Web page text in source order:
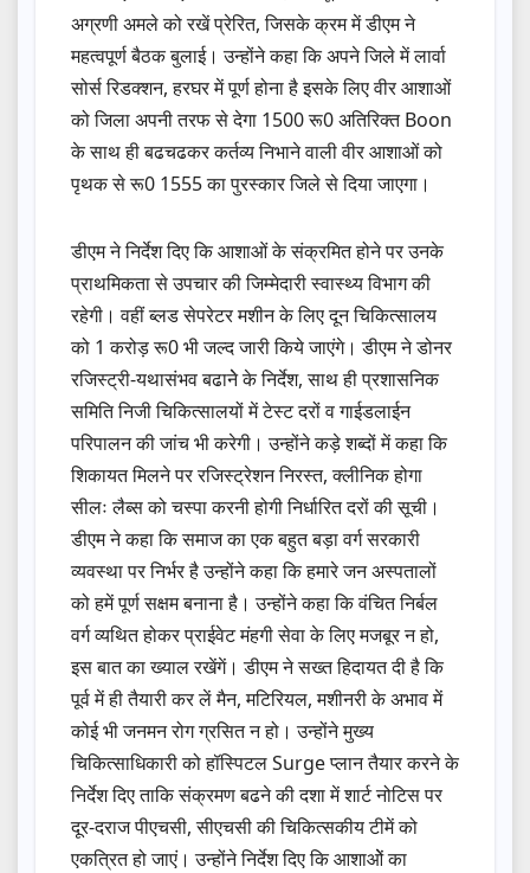
अग्रणी अमले को रखें प्रेरित, जिसके क्रम में डीएम ने
महत्वपूर्ण बैठक बुलाई। उन्होंने कहा कि अपने जिले में लार्वा
सोर्स रिडक्शन, हरघर में पूर्ण होना है इसके लिए वीर आशाओं
को जिला अपनी तरफ से देगा 1500 रू0 अतिरिक्त Boon
के साथ ही बढचढकर कर्तव्य निभाने वाली वीर आशाओं को
पृथक से रू0 1555 का पुरस्कार जिले से दिया जाएगा।
डीएम ने निर्देश दिए कि आशाओं के संक्रमित होने पर उनके
प्राथमिकता से उपचार की जिम्मेदारी स्वास्थ्य विभाग की
रहेगी। वहीं ब्लड सेपरेटर मशीन के लिए दून चिकित्सालय
को 1 करोड़ रू0 भी जल्द जारी किये जाएंगे। डीएम ने डोनर
रजिस्ट्री-यथासंभव बढानेे के निर्देश, साथ ही प्रशासनिक
समिति निजी चिकित्सालयों में टेस्ट दरों व गाईडलाईन
परिपालन की जांच भी करेगी। उन्होंने कड़े शब्दों में कहा कि
शिकायत मिलने पर रजिस्ट्रेशन निरस्त, क्लीनिक होगा
सीलः लैब्स को चस्पा करनी होगी निर्धारित दरों की सूची।
डीएम ने कहा कि समाज का एक बहुत बड़ा वर्ग सरकारी
व्यवस्था पर निर्भर है उन्होंने कहा कि हमारे जन अस्पतालों
को हमें पूर्ण सक्षम बनाना है। उन्होंने कहा कि वंचित निर्बल
वर्ग व्यथित होकर प्राईवेट मंहगी सेवा के लिए मजबूर न हो,
इस बात का ख्याल रखेंगें। डीएम ने सख्त हिदायत दी है कि
पूर्व में ही तैयारी कर लें मैन, मटिरियल, मशीनरी के अभाव में
कोई भी जनमन रोग ग्रसित न हो। उन्होंने मुख्य
चिकित्साधिकारी को हॉस्पिटल Surge प्लान तैयार करने के
निर्देश दिए ताकि संक्रमण बढने की दशा में शार्ट नोटिस पर
दूर-दराज पीएचसी, सीएचसी की चिकित्सकीय टीमें को
एकत्रित हो जाएं। उन्होंने निर्देश दिए कि आशाओें का